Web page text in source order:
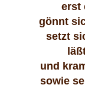
erst
gönnt
setzt
und
sowie